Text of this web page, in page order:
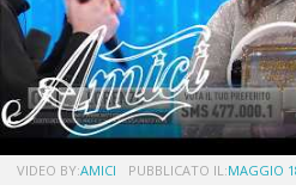
VIDEO BY:AMICI PUBBLICATO IL:MAGGIO